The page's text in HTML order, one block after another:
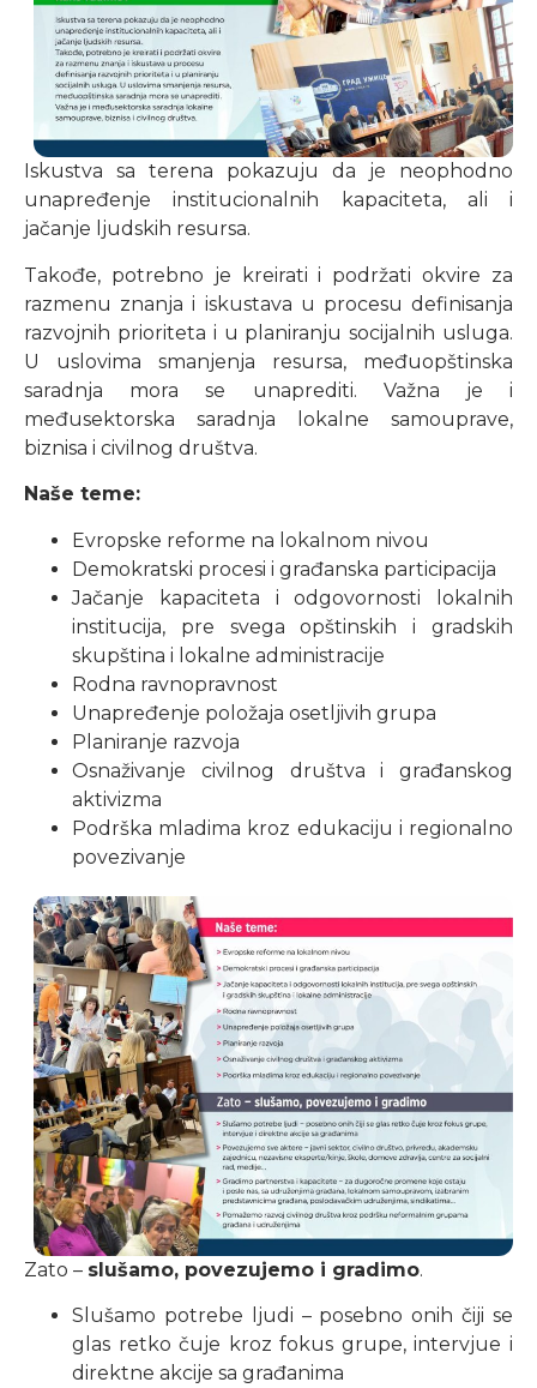
Iskustva sa terena pokazuju da je neophodno
unapređenje institucionalnih kapaciteta, ali i
jačanje ljudskih resursa.
Takođe, potrebno je kreirati i podržati okvire za
razmenu znanja i iskustava u procesu definisanja
razvojnih prioriteta i u planiranju socijalnih usluga.
U uslovima smanjenja resursa, međuopštinska
saradnja mora se unaprediti. Važna je i
međusektorska saradnja lokalne samouprave,
biznisa i civilnog društva.
Naše teme:
Evropske reforme na lokalnom nivou
Demokratski procesi i građanska participacija
Jačanje kapaciteta i odgovornosti lokalnih
institucija, pre svega opštinskih i gradskih
skupština i lokalne administracije
Rodna ravnopravnost
Unapređenje položaja osetljivih grupa
Planiranje razvoja
Osnaživanje civilnog društva i građanskog
aktivizma
Podrška mladima kroz edukaciju i regionalno
povezivanje
Zato – slušamo, povezujemo i gradimo.
Slušamo potrebe ljudi – posebno onih čiji se
glas retko čuje kroz fokus grupe, intervjue i
direktne akcije sa građanima